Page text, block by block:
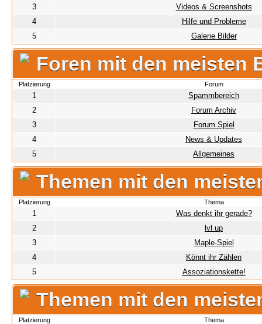
3
Videos & Screenshots
4
Hilfe und Probleme
5
Galerie Bilder
Foren mit den meisten
Platzierung Forum
1
Spammbereich
2
Forum Archiv
3
Forum Spiel
4
News & Updates
5
Allgemeines
Themen mit den
Platzierung Thema
1
Was denkt ihr gerade?
2
lvl up
3
Maple-Spiel
4
Könnt ihr Zählen
5
Assoziationskette!
Themen mit den
Platzierung Thema